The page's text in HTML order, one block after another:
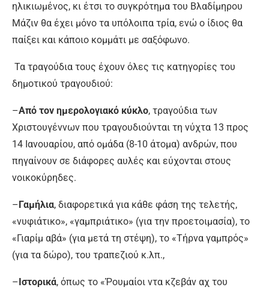
ηλικιωμένος, κι έτσι το συγκρότημα του Βλαδίμηρου
Μάζιν θα έχει µόνο τα υπόλοιπα τρία, ενώ ο ίδιος θα
παίξει και κάποιο κομμάτι µε σαξόφωνο.
Τα τραγούδια τους έχουν όλες τις κατηγορίες του
δημοτικού τραγουδιού:
–Από τον ημερολογιακό κύκλο, τραγούδια των
Χριστουγέννων που τραγουδιούνται τη νύχτα 13 προς
14 Ιανουαρίου, από ομάδα (8-10 άτοµα) ανδρών, που
πηγαίνουν σε διάφορες αυλές και εύχονται στους
νοικοκύρηδες.
–Γαμήλια, διαφορετικά για κάθε φάση της τελετής,
«νυφιάτικο», «γαμπριάτικο» (για την προετοιμασία), το
«Γιαρίμ αβά» (για μετά τη στέψη), το «Τήρνα γαμπρός»
(για τα δώρο), του τραπεζιού κ.λπ.,
–Ιστορικά, όπως το «Ῥουμαίοι ντα κζεβάν αχ του